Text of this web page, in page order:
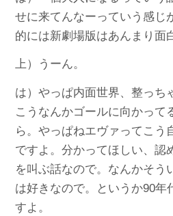
せに来てんなーっていう感じ
的には新劇場版はあんまり面
上）うーん。
は）やっぱ内面世界、整っち
こうなんかゴールに向かって
ら。やっぱねエヴァってこう
ですよ。分かってほしい、認
を叫ぶ話なので。なんかそう
は好きなので。というか90年
すよ。